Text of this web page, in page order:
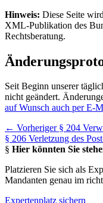
Hinweis: Diese Seite
XML-Publikation des
Rechtsberatung.
Seit Beginn unserer
nicht geändert.
auf Wunsch auch per E-
← Vorheriger § 204
§ 206 Verletzung des
§ Hier könnten Sie
Platzieren Sie sich als
Mandanten genau im
Expertenplatz sichern